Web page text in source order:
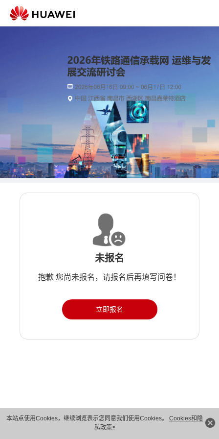
本站点使用Cookies，继续浏览表示您同意我们使用Cookies。 Cookies和隐
私政策>
未报名
抱歉 您尚未报名，请报名后再填写问卷！
立即报名
版权所有 © 华为技术有限公司 1998-2026。 保留一切权利。粤A2-20044005号
隐私保护
法律声明